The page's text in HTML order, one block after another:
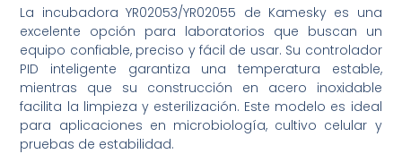
La incubadora YR02053/YR02055 de Kamesky es una
excelente opción para laboratorios que buscan un
equipo confiable, preciso y fácil de usar. Su controlador
PID inteligente garantiza una temperatura estable,
mientras que su construcción en acero inoxidable
facilita la limpieza y esterilización. Este modelo es ideal
para aplicaciones en microbiología, cultivo celular y
pruebas de estabilidad.